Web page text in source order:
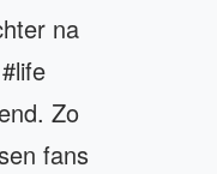
na
Zo
fans